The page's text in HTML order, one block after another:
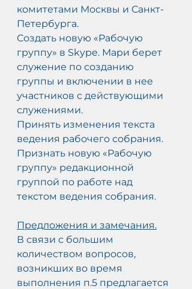
комитетами Москвы и Санкт-
Петербурга.
Создать новую «Рабочую
группу» в Skype. Мари берет
служение по созданию
группы и включении в нее
участников с действующими
служениями.
Принять изменения текста
ведения рабочего собрания.
Признать новую «Рабочую
группу» редакционной
группой по работе над
текстом ведения собрания.
Предложения и замечания.
В связи с большим
количеством вопросов,
возникших во время
выполнения п.5 предлагается